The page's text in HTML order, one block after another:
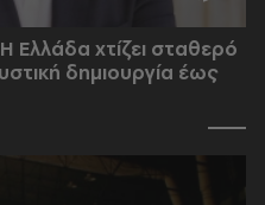
Ελλάδα χτίζει σταθερό
δημιουργία έως